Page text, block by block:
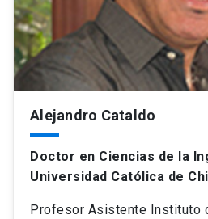
Alejandro Cataldo
Doctor en Ciencias de la
Universidad Católica de
Profesor Asistente Instituto